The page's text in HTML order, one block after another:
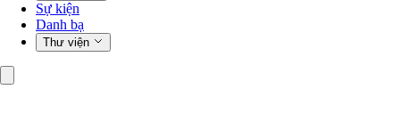
Sự kiện
Danh bạ
Thư viện